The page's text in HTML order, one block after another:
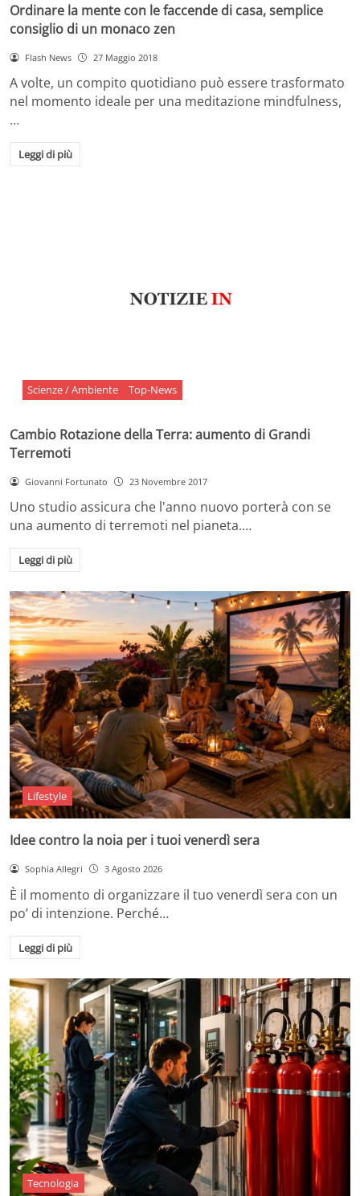
Ordinare la mente con le faccende di casa, semplice
consiglio di un monaco zen
Flash News 27 Maggio 2018
A volte, un compito quotidiano può essere trasformato
nel momento ideale per una meditazione mindfulness,
…
Leggi di più
Scienze / Ambiente Top-News
Cambio Rotazione della Terra: aumento di Grandi
Terremoti
Giovanni Fortunato 23 Novembre 2017
Uno studio assicura che l'anno nuovo porterà con se
una aumento di terremoti nel pianeta.…
Leggi di più
Lifestyle
Idee contro la noia per i tuoi venerdì sera
Sophia Allegri 3 Agosto 2026
È il momento di organizzare il tuo venerdì sera con un
po’ di intenzione. Perché…
Leggi di più
Tecnologia